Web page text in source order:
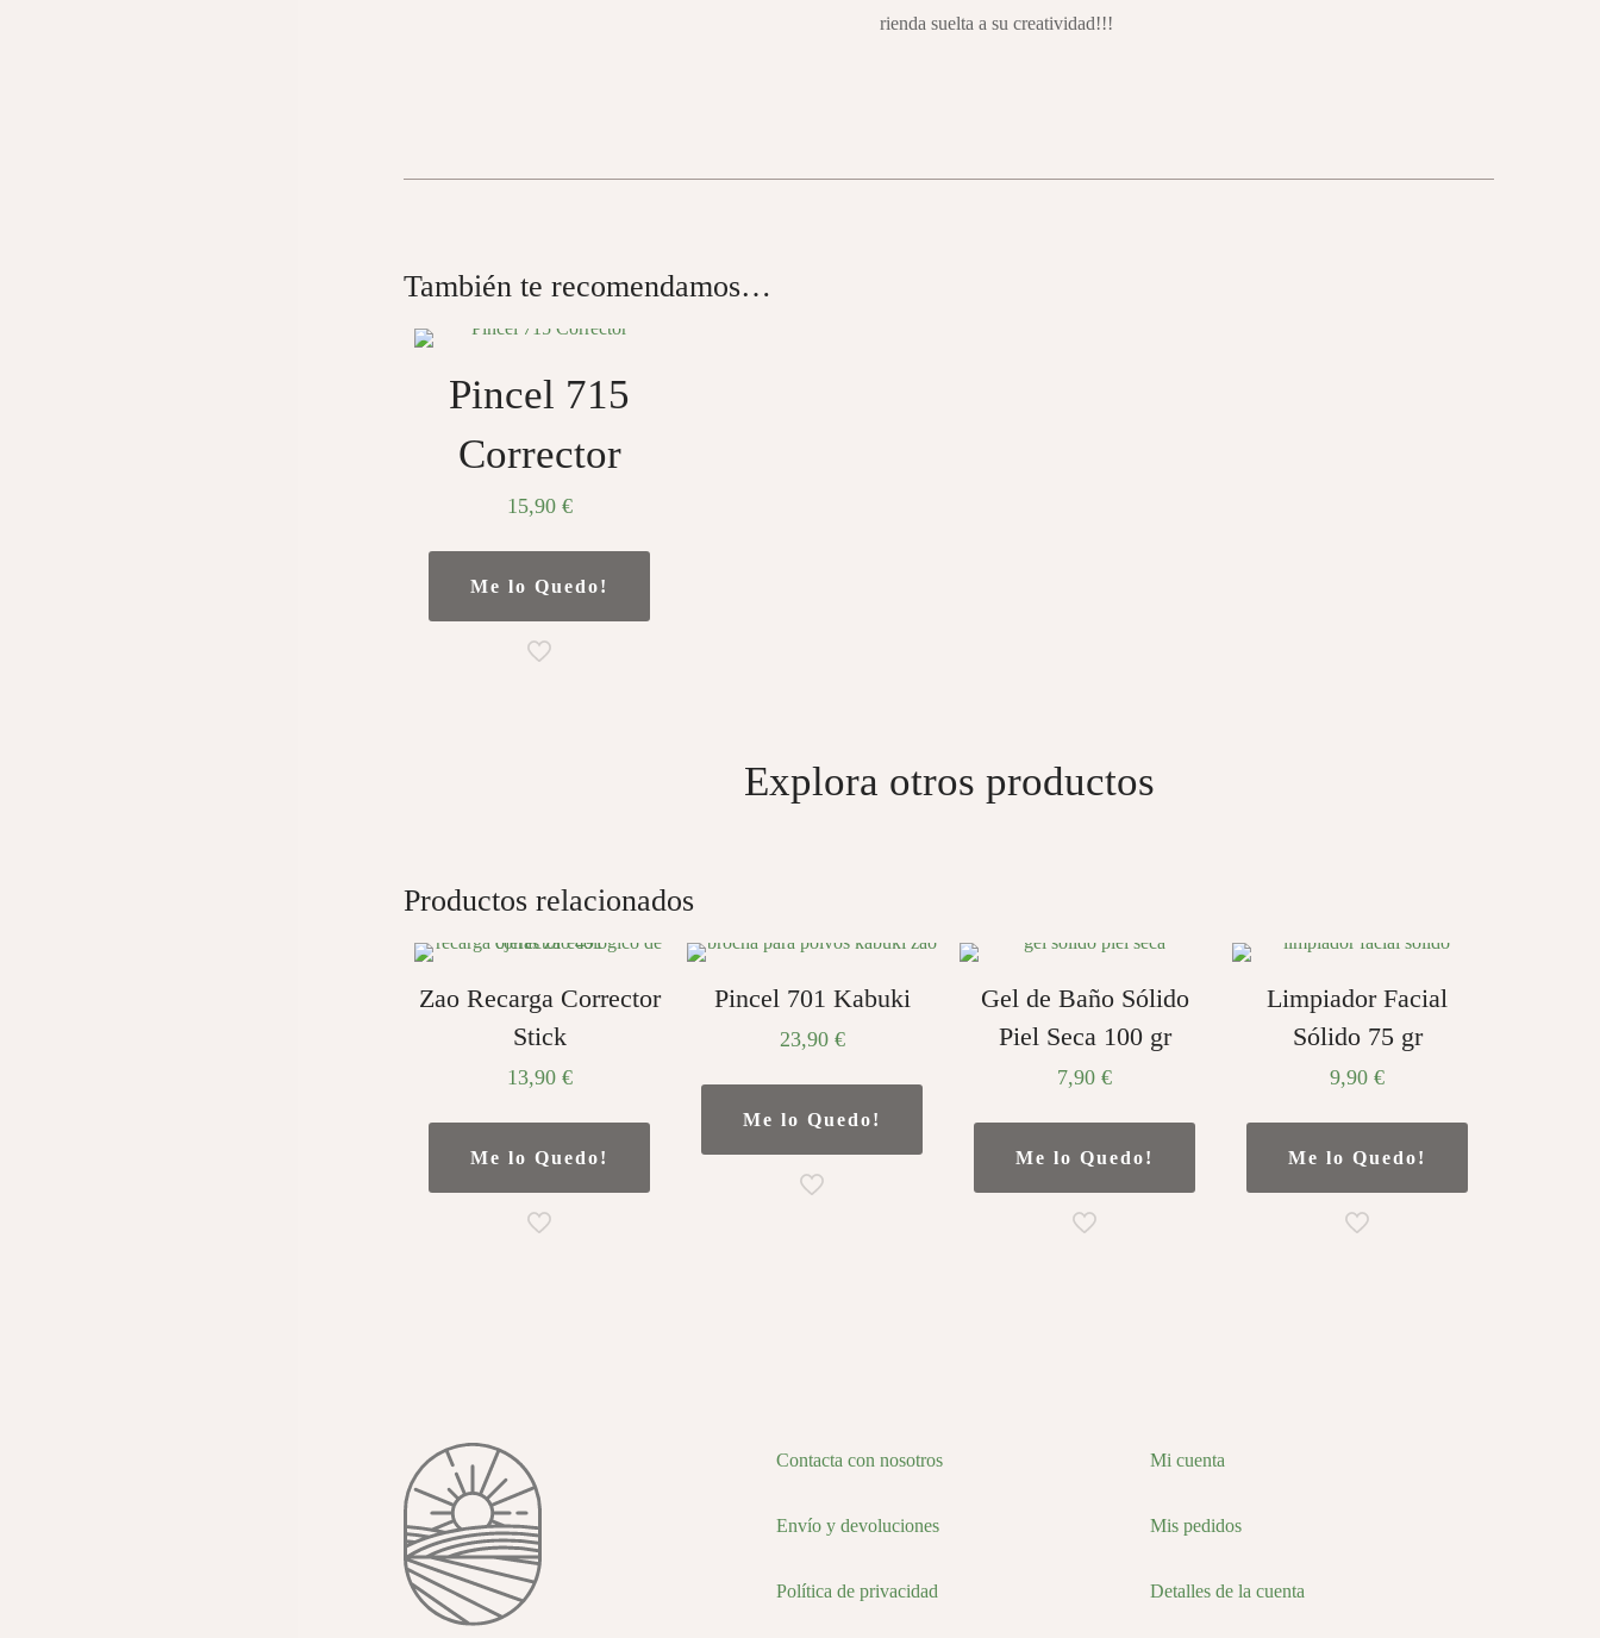
rienda suelta a su creatividad!!!
También te recomendamos…
Pincel 715
Corrector
15,90 €
Me lo Quedo!
Explora otros productos
Productos relacionados
Zao Recarga Corrector
Stick
13,90 €
Me lo Quedo!
Pincel 701 Kabuki
23,90 €
Me lo Quedo!
Gel de Baño Sólido
Piel Seca 100 gr
7,90€
Me lo Quedo!
Limpiador Facial
Sólido 75 gr
9,90€
Me lo Quedo!
Contacta con nosotros
Envío y devoluciones
Política de privacidad
Mi cuenta
Mis pedidos
Detalles de la cuenta